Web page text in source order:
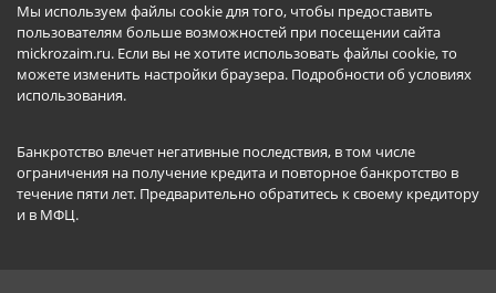
Мы используем файлы cookie для того, чтобы предоставить
пользователям больше возможностей при посещении сайта
mickrozaim.ru. Если вы не хотите использовать файлы cookie, то
можете изменить настройки браузера. Подробности об условиях
использования.
Банкротство влечет негативные последствия, в том числе
ограничения на получение кредита и повторное банкротство в
течение пяти лет. Предварительно обратитесь к своему кредитору
и в МФЦ.